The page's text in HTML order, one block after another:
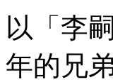
以「李
年的兄